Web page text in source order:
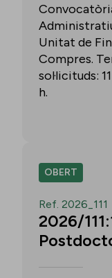
Unitat de
Compres.
sol·licituds:
h.
OBERT
Ref. 2026_111
2026/